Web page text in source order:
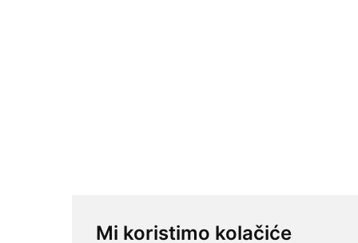
Mi koristimo kolačiće